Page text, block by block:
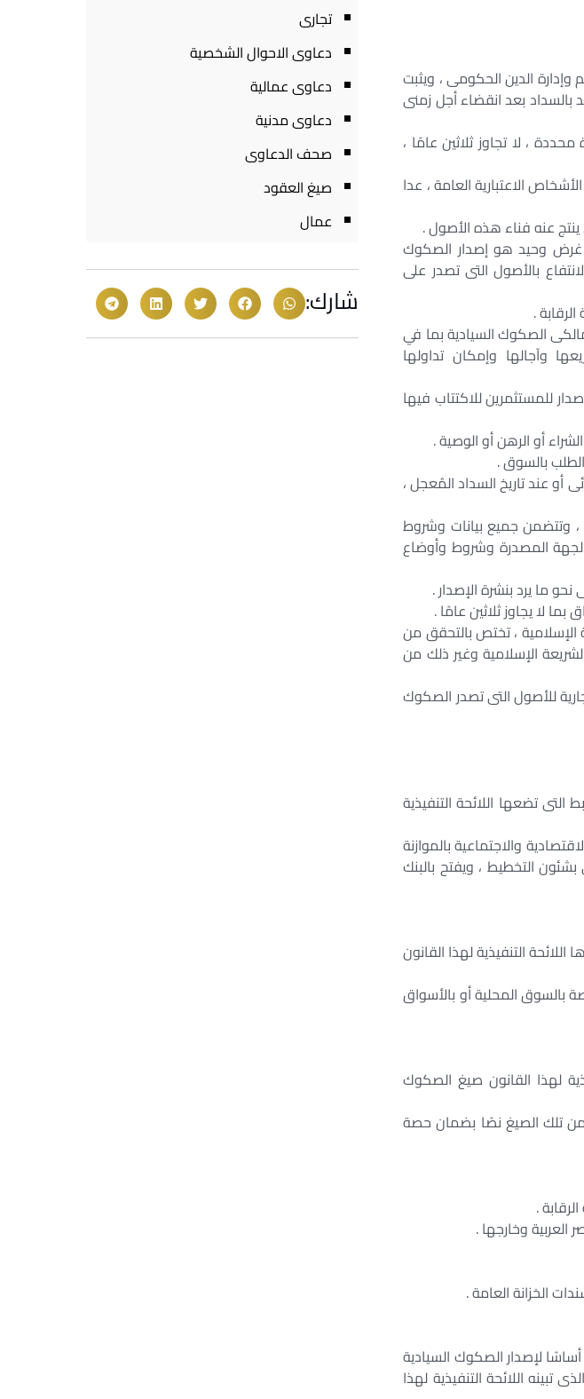
وإدارة الدين الحكومى ، ويثبت
بالسداد بعد انقضاء أجل زمنى
، لا تجاوز ثلاثين عامًا ،
الاعتبارية العامة ، عدا
عنه فناء هذه الأصول .
وحيد هو إصدار الصكوك
بالأصول التى تصدر على
.
الصكوك السيادية بما في
وآجالها وإمكان تداولها
للمستثمرين للاكتتاب فيها
أو الرهن أو الوصية .
بالسوق .
أو عند تاريخ السداد المُعجل ،
، وتتضمن جميع بيانات وشروط
المصدرة وشروط وأوضاع
ما يرد بنشرة الإصدار .
لا يجاوز ثلاثين عامًا .
الإسلامية ، تختص بالتحقق من
الإسلامية وغير ذلك من
للأصول التى تصدر الصكوك
تضعها اللائحة التنفيذية
والاجتماعية بالموازنة
التخطيط ، ويفتح بالبنك
التنفيذية لهذا القانون
بالسوق المحلية أو بالأسواق
لهذا القانون صيغ الصكوك
من تلك الصيغ نصًا بضمان حصة
.
العربية وخارجها .
الخزانة العامة .
لإصدار الصكوك السيادية
اللائحة التنفيذية لهذا
تجارى
دعاوى الاحوال الشخصية
دعاوى عمالية
دعاوى مدنية
صحف الدعاوى
صيغ العقود
عمال
شارك: